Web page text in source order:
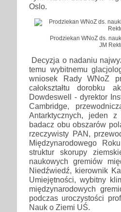
Oslo.
Prodziekan WNoZ ds.
JM
Decyzja o nadaniu
temu wybitnemu
wniosek Rady WNoZ
całokształtu dorobku
Dowdeswell - dyrektor
Cambridge,
Antarktycznych, jeden z
badacz obu obszarów
rzeczywisty PAN,
Międzynarodowego
struktur skorupy
naukowych gremiów
Niedźwiedź, kierownik
Umiejętności, wybitny
międzynarodowych
podczas uroczystości
Nauk o Ziemi UŚ.